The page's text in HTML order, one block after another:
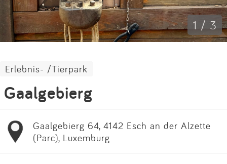
Anmelden 1 / 3
Erlebnis- /Tierpark
Gaalgebierg
Gaalgebierg 64, 4142 Esch an der Alzette
(Parc), Luxemburg